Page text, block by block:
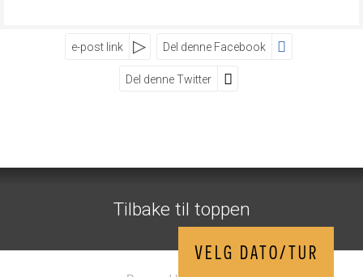
e-post link Del denne Facebook
Del denne Twitter
Telefon 70 26 30 07
Tilbake til toppen
VELG DATO/TUR